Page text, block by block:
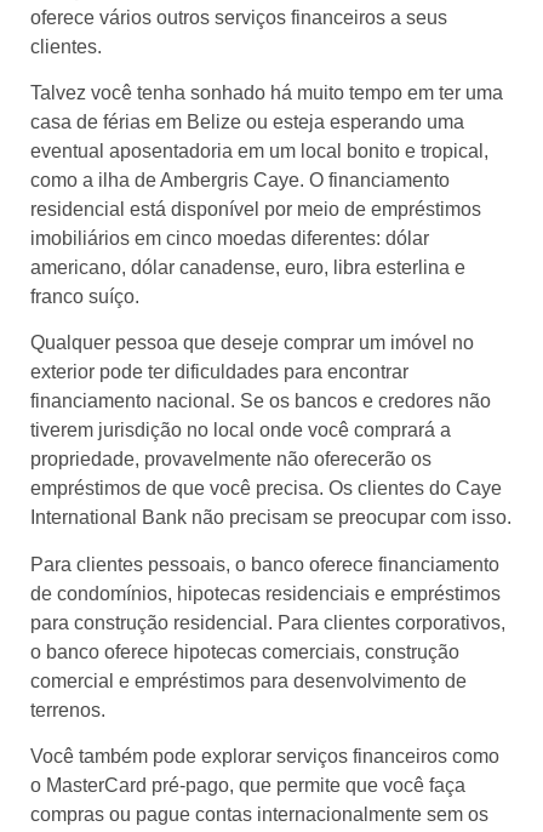
oferece vários outros serviços financeiros a seus
clientes.
Talvez você tenha sonhado há muito tempo em ter uma
casa de férias em Belize ou esteja esperando uma
eventual aposentadoria em um local bonito e tropical,
como a ilha de Ambergris Caye. O financiamento
residencial está disponível por meio de empréstimos
imobiliários em cinco moedas diferentes: dólar
americano, dólar canadense, euro, libra esterlina e
franco suíço.
Qualquer pessoa que deseje comprar um imóvel no
exterior pode ter dificuldades para encontrar
financiamento nacional. Se os bancos e credores não
tiverem jurisdição no local onde você comprará a
propriedade, provavelmente não oferecerão os
empréstimos de que você precisa. Os clientes do Caye
International Bank não precisam se preocupar com isso.
Para clientes pessoais, o banco oferece financiamento
de condomínios, hipotecas residenciais e empréstimos
para construção residencial. Para clientes corporativos,
o banco oferece hipotecas comerciais, construção
comercial e empréstimos para desenvolvimento de
terrenos.
Você também pode explorar serviços financeiros como
o MasterCard pré-pago, que permite que você faça
compras ou pague contas internacionalmente sem os